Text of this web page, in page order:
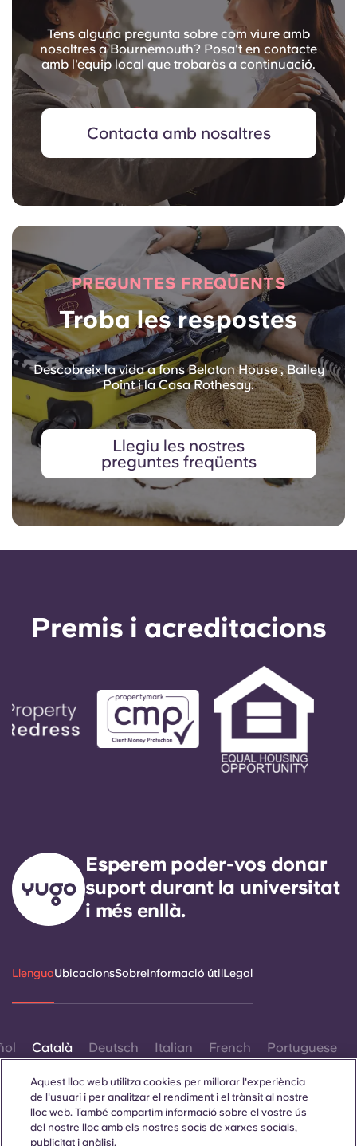
Tens alguna pregunta sobre com viure amb
nosaltres a Bournemouth? Posa't en contacte
amb l'equip local que trobaràs a continuació.
Contacta amb nosaltres
PREGUNTES FREQÜENTS
Troba les respostes
Descobreix la vida a fons Belaton House , Bailey
Point i la Casa Rothesay.
Llegiu les nostres
preguntes freqüents
Premis i acreditacions
Esperem poder-vos donar
suport durant la universitat
i més enllà.
LlenguaUbicacionsSobreInformació útilLegal
Català Deutsch Italian French Portuguese
Aquest lloc web utilitza cookies per millorar l'experiència
de l'usuari i per analitzar el rendiment i el trànsit al nostre
lloc web. També compartim informació sobre el vostre ús
del nostre lloc amb els nostres socis de xarxes socials,
publicitat i anàlisi.